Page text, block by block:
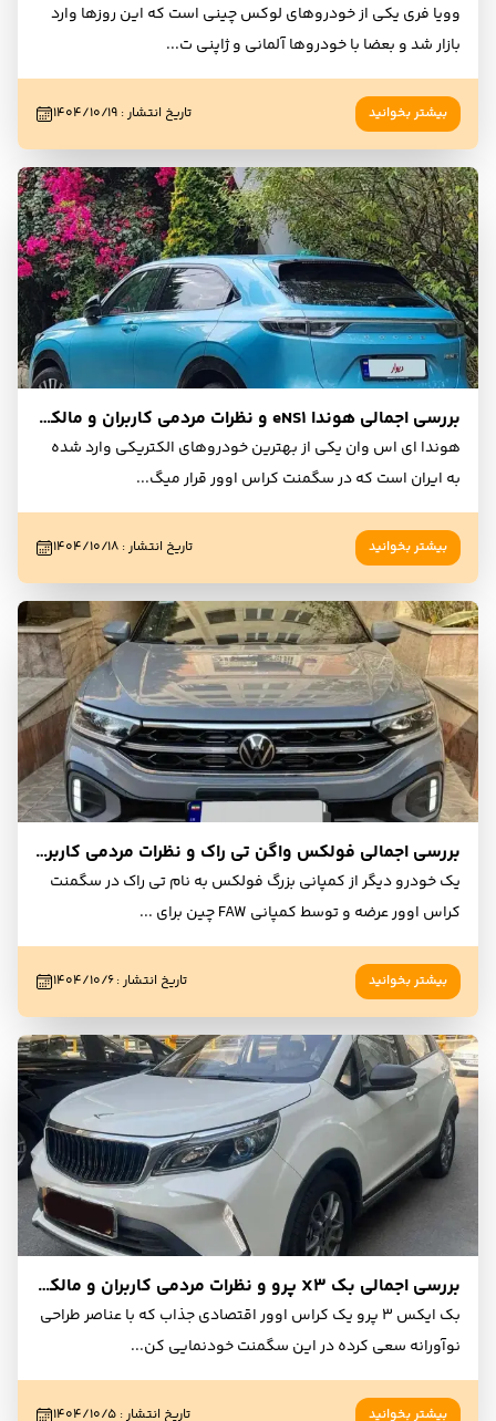
وویا فری یکی از خودروهای لوکس چینی است که این روزها وارد
بازار شد و بعضا با خودروها آلمانی و ژاپنی ت...
بیشتر بخوانید تاریخ انتشار: ۱۴۰۴/۱۰/۱۹
بررسی اجمالی هوندا eNS1 و نظرات مردمی کاربران و مالکان
هوندا ای اس وان یکی از بهترین خودروهای الکتریکی وارد شده
به ایران است که در سگمنت کراس اوور قرار میگ...
بیشتر بخوانید تاریخ انتشار: ۱۴۰۴/۱۰/۱۸
بررسی اجمالی فولکس واگن تی راک و نظرات مردمی کاربران و مالکان
یک خودرو دیگر از کمپانی بزرگ فولکس به نام تی راک در سگمنت
کراس اوور عرضه و توسط کمپانی FAW چین برای
...
بیشتر بخوانید تاریخ انتشار:۱۴۰۴/۱۰/۶
بررسی اجمالی بک X3 پرو و نظرات مردمی کاربران و مالکان
بک ایکس 3 پرو یک کراس اوور اقتصادی جذاب که با عناصر طراحی
نوآورانه سعی کرده در این سگمنت خودنمایی کن...
بیشتر بخوانید تاریخ انتشار: ۱۴۰۴/۱۰/۵